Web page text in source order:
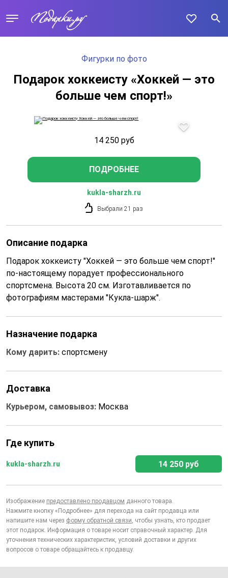
Фигурки по фото
Подарок хоккеисту «Хоккей — это
больше чем спорт!»
14 250 руб
ПОДРОБНЕЕ
kukla-sharzh.ru
Выбрали 21 раз
Описание подарка
Подарок хоккеисту "Хоккей — это больше чем спорт!"
по-настоящему порадует профессионального
спортсмена. Высота 20 см. Изготавливается по
фотографиям мастерами "Кукла-шарж".
Назначение подарка
Кому дарить: спортсмену
Доставка
Курьером, самовывоз: Москва
Где купить
kukla-sharzh.ru 14 250 руб
Изображение предоставлено продавцом данного товара.
Нажмите кнопку «Подробнее» для перехода на сайт продавца или
напишите нам через форму обратной связи, чтобы узнать, кто продает
этот подарок. Информация о товаре носит справочный характер. Для
уточнения технических характеристик, условий доставки и других
вопросов о товаре обращайтесь к продавцу.